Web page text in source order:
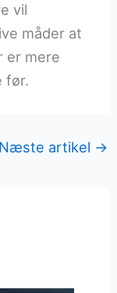
vil
måder at
er mere
før.
Næste artikel →